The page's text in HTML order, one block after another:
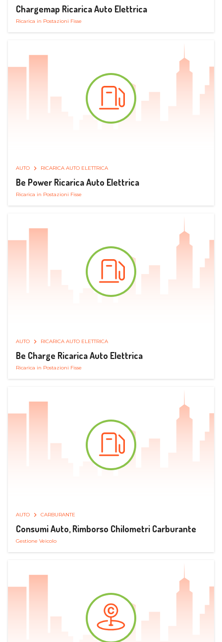
Chargemap Ricarica Auto Elettrica
Ricarica in Postazioni Fisse
AUTO RICARICA AUTO ELETTRICA
Be Power Ricarica Auto Elettrica
Ricarica in Postazioni Fisse
AUTO RICARICA AUTO ELETTRICA
Be Charge Ricarica Auto Elettrica
Ricarica in Postazioni Fisse
AUTO CARBURANTE
Consumi Auto, Rimborso Chilometri Carburante
Gestione Veicolo